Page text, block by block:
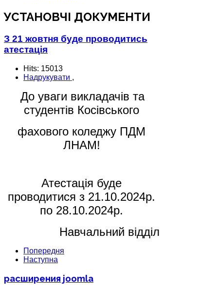
УСТАНОВЧІ ДОКУМЕНТИ
З 21 жовтня буде проводитись
атестація
Hits: 15013
Надрукувати ,
До уваги викладачів та
студентів Косівського
фахового коледжу ПДМ
ЛНАМ!
Атестація буде
проводитисяз 21.10.2024р.
по 28.10.2024р.
Навчальний відділ
Попередня
Наступна
расширения joomla